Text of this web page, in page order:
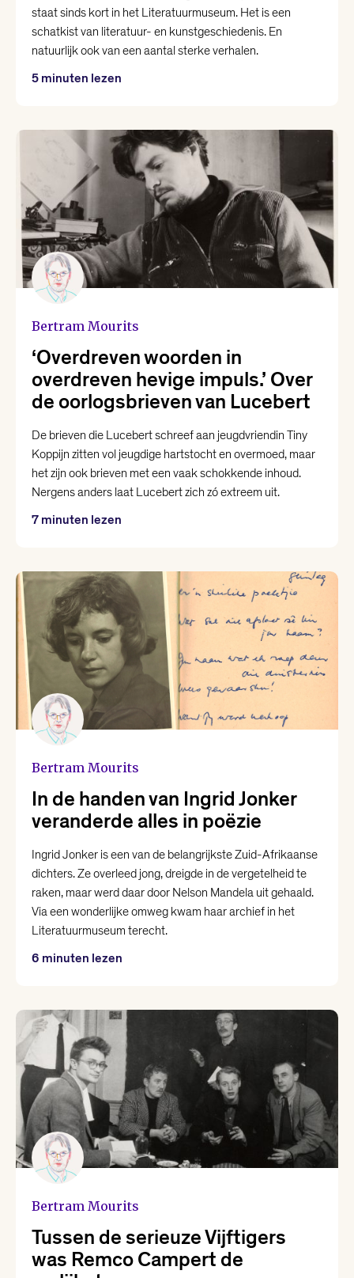
Marjolein Visser
Marsha Keja
Mohammed Benzakour
Nikki Dekker
Nina Polak
Philip Huff
Raoul de Jong
Renée van Marissing
Roman Helinski
Roos van Rijswijk
Yannick Dangre
Yentl van Stokkum
staat sinds kort in het Literatuurmuseum. Het is een
schatkist van literatuur- en kunstgeschiedenis. En
natuurlijk ook van een aantal sterke verhalen.
5 minuten lezen
Bertram Mourits
‘Overdreven woorden in
overdreven hevige impuls.’ Over
de oorlogsbrieven van Lucebert
De brieven die Lucebert schreef aan jeugdvriendin Tiny
Koppijn zitten vol jeugdige hartstocht en overmoed, maar
het zijn ook brieven met een vaak schokkende inhoud.
Nergens anders laat Lucebert zich zó extreem uit.
7 minuten lezen
Bertram Mourits
In de handen van Ingrid Jonker
veranderde alles in poëzie
Ingrid Jonker is een van de belangrijkste Zuid-Afrikaanse
dichters. Ze overleed jong, dreigde in de vergetelheid te
raken, maar werd daar door Nelson Mandela uit gehaald.
Via een wonderlijke omweg kwam haar archief in het
Literatuurmuseum terecht.
6 minuten lezen
Bertram Mourits
Tussen de serieuze Vijftigers
was Remco Campert de